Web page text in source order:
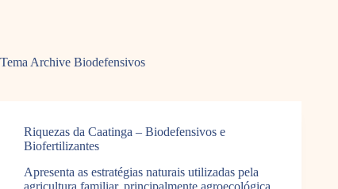
Tema Archive Biodefensivos
Riquezas da Caatinga – Biodefensivos e
Biofertilizantes
Apresenta as estratégias naturais utilizadas pela
agricultura familiar, principalmente agroecológica,